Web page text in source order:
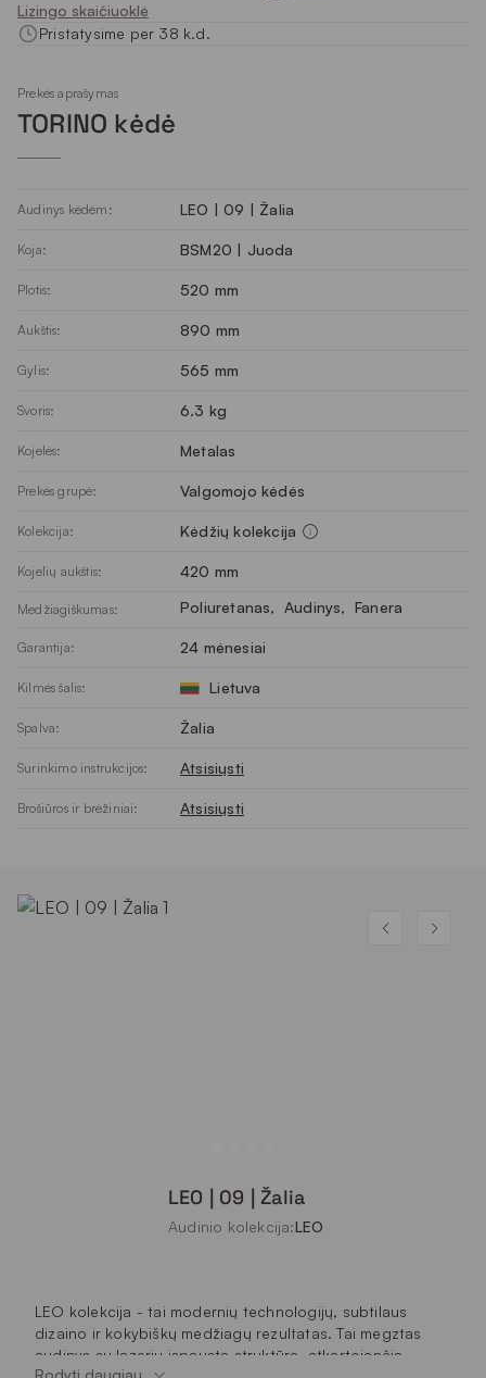
Lizingo skaičiuoklė
Pristatysime per 38 k.d.
Prekės aprašymas
TORINO kėdė
Audinys kėdėm: LEO | 09 | Žalia
Koja: BSM20 | Juoda
Plotis: 520 mm
Aukštis: 890 mm
Gylis: 565 mm
Svoris: 6.3 kg
Kojelės: Metalas
Prekės grupė: Valgomojo kėdės
Kolekcija: Kėdžių kolekcija
Kojelių aukštis: 420 mm
Medžiagiškumas: Poliuretanas, Audinys, Fanera
Garantija: 24 mėnesiai
Kilmės šalis: Lietuva
Spalva: Žalia
Surinkimo instrukcijos: Atsisiųsti
Brošiūros ir brėžiniai: Atsisiųsti
LEO | 09 | Žalia
Audinio kolekcija:LEO
LEO kolekcija - tai modernių technologijų, subtilaus
dizaino ir kokybiškų medžiagų rezultatas. Tai megztas
audinys su lazeriu įspausta struktūra, atkartojančia
Rodyti daugiau